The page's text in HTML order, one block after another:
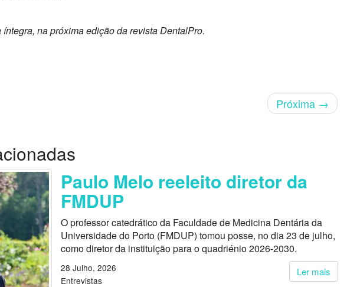
na próxima edição da revista DentalPro.
Próxima →
Paulo Melo reeleito diretor da
FMDUP
O professor catedrático da Faculdade de Medicina Dentária da
Universidade do Porto (FMDUP) tomou posse, no dia 23 de julho,
como diretor da instituição para o quadriénio 2026-2030.
Ler mais
28 Julho, 2026
Entrevistas